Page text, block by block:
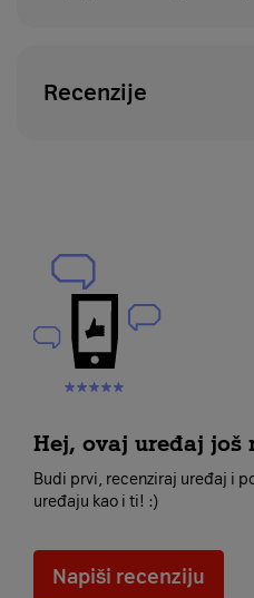
Recenzije
Hej, ovaj uređaj još
Budi prvi, recenziraj uređaj i
uređaju kao i ti! :)
Napiši recenziju